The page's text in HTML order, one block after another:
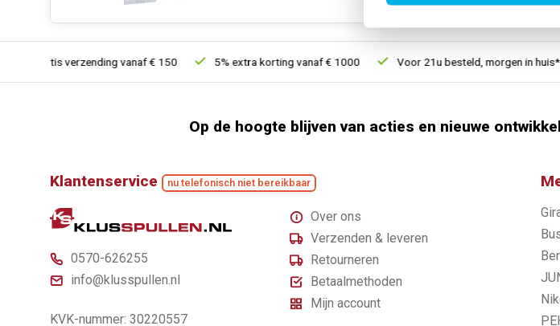
Gratis verzending vanaf € 150 5% extra korting vanaf € 1000 Voor 21u besteld, morgen in huis*
Op de hoogte blijven van acties en nieuwe
Klantenservice nu telefonisch niet bereikbaar
0570-626255
info@klusspullen.nl
KVK-nummer: 30220557
Over ons
Verzenden & leveren
Retourneren
Betaalmethoden
Mijn account